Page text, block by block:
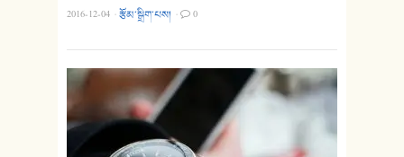
2016-12-04 ·རྩོམ་སྒྲིག་པས། · 0